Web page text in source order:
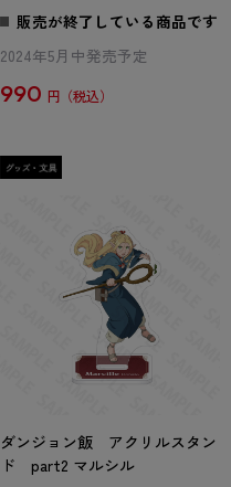
販売が終了している商品です
2024年5月中発売予定
990 円
ダンジョン飯 アクリルスタン
ド part2 マルシル